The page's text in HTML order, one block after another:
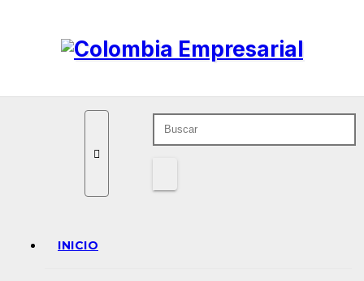
INICIO